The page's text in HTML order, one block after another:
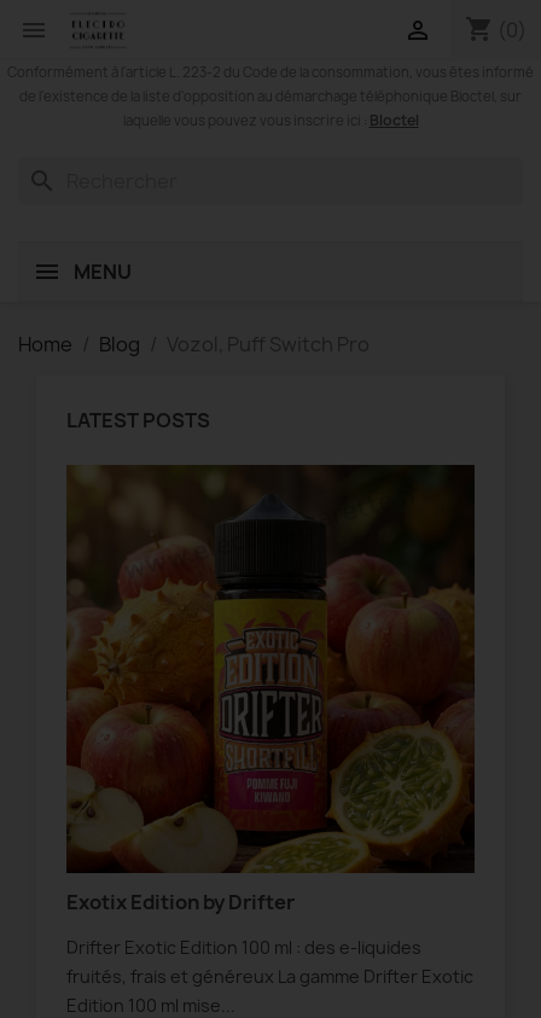
 shopping_cart (0)

Conformément à l'article L. 223-2 du Code de la consommation, vous êtes informé
de l'existence de la liste d'opposition au démarchage téléphonique Bloctel, sur
laquelle vous pouvez vous inscrire ici : Bloctel
search
MENU
Home Blog Vozol, Puff Switch Pro
LATEST POSTS
Exotix Edition by Drifter
Drifter Exotic Edition 100 ml : des e-liquides
fruités, frais et généreux La gamme Drifter Exotic
Edition 100 ml mise...